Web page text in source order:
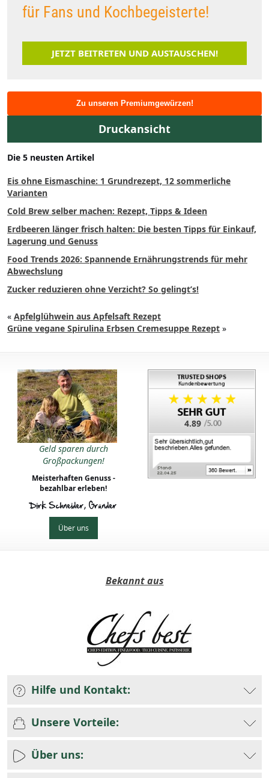
für Fans und Kochbegeisterte!
JETZT BEITRETEN UND AUSTAUSCHEN!
Zu unseren Premiumgewürzen!
Druckansicht
Die 5 neusten Artikel
Eis ohne Eismaschine: 1 Grundrezept, 12 sommerliche
Varianten
Cold Brew selber machen: Rezept, Tipps & Ideen
Erdbeeren länger frisch halten: Die besten Tipps für Einkauf,
Lagerung und Genuss
Food Trends 2026: Spannende Ernährungstrends für mehr
Abwechslung
Zucker reduzieren ohne Verzicht? So gelingt’s!
« Apfelglühwein aus Apfelsaft Rezept
Grüne vegane Spirulina Erbsen Cremesuppe Rezept »
Geld sparen durch
Großpackungen!
Meisterhaften Genuss -
bezahlbar erleben!
Dirk Schneider, Gründer
Über uns
4.89
Bekannt aus
Hilfe und Kontakt:
Unsere Vorteile:
Über uns: